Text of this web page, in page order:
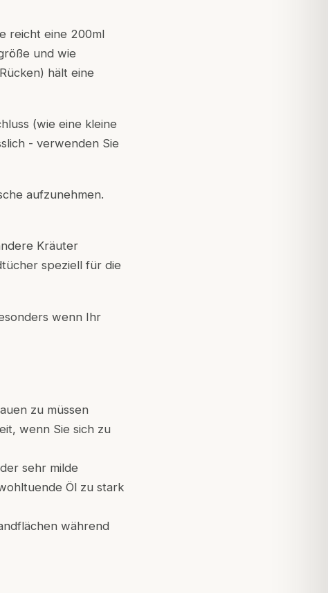
reicht eine 200ml
und wie
hält eine
(wie eine kleine
- verwenden Sie
aufzunehmen.
Kräuter
speziell für die
wenn Ihr
zu müssen
wenn Sie sich zu
sehr milde
Öl zu stark
während